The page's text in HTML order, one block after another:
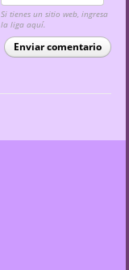
Si tienes un sitio web, ingresa
la liga aquí.
Enviar comentario